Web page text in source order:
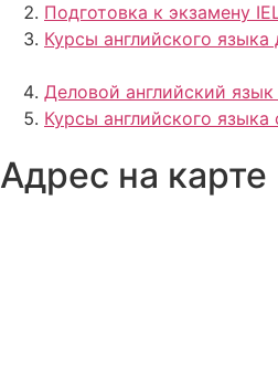
Подготовка к экзамену
Курсы английского
Деловой английский язык
Курсы английского языка
Адрес на карте